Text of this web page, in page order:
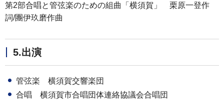
第2部合唱と管弦楽のための組曲「横須賀」 栗原一登作
詞/團伊玖磨作曲
5.出演
管弦楽 横須賀交響楽団
合唱 横須賀市合唱団体連絡協議会合唱団